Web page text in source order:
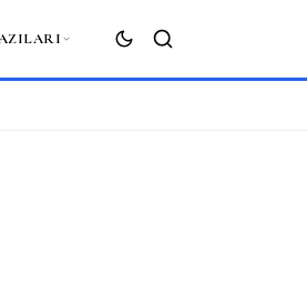
ARA